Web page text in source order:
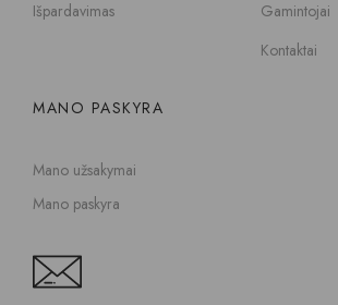
Išpardavimas
Gamintojai
Kontaktai
MANO PASKYRA
Mano užsakymai
Mano paskyra